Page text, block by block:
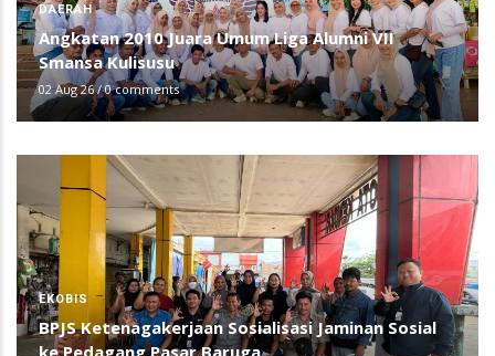
DAERAH
Angkatan 2010 Juara Umum Liga Alumni VII
Smansa Kulisusu
02 Aug 26/0 comments
EKOBIS
BPJS Ketenagakerjaan Sosialisasi Jaminan Sosial